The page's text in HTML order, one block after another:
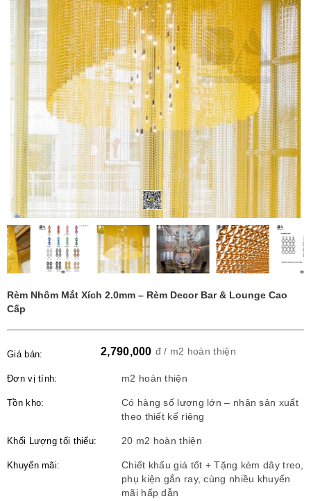
Rèm Nhôm Mắt Xích 2.0mm – Rèm Decor Bar & Lounge Cao
Cấp
Giá bán: 2,790,000 đ / m2 hoàn thiện
Đơn vị tính: m2 hoàn thiện
Tồn kho:
Có hàng số lượng lớn – nhận sản xuất
theo thiết kế riêng
Khối Lượng tối thiểu: 20 m2 hoàn thiện
Khuyến mãi:
Chiết khấu giá tốt + Tặng kèm dây treo,
phụ kiện gắn ray, cùng nhiều khuyến
mãi hấp dẫn